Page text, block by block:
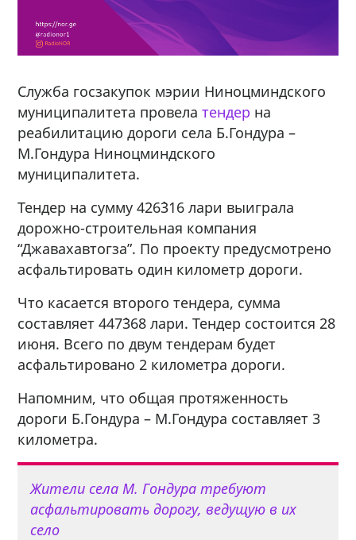
Служба госзакупок мэрии Ниноцминдского
муниципалитета провелатендер на
реабилитацию дороги села Б.Гондура –
М.Гондура Ниноцминдского
муниципалитета.
Тендер на сумму 426`316 лари выиграла
дорожно-строительная компания
“Джавахавтогза”. По проекту предусмотрено
асфальтировать один километр дороги.
Что касается второго тендера, сумма
составляет 447`368 лари. Тендер состоится 28
июня. Всего по двум тендерам будет
асфальтировано 2 километра дороги.
Напомним, что общая протяженность
дороги Б.Гондура – М.Гондура составляет 3
километра.
Жители села М. Гондура требуют
асфальтировать дорогу, ведущую в их
село